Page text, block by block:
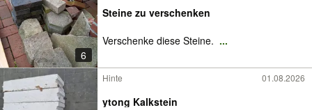
6
Steine zu verschenken
Verschenke diese Steine. ...
Hinte 01.08.2026
ytong Kalkstein